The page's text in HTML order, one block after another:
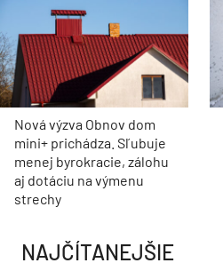
Nová výzva Obnov dom
mini+ prichádza. Sľubuje
menej byrokracie, zálohu
aj dotáciu na výmenu
strechy
NAJČÍTANEJŠIE